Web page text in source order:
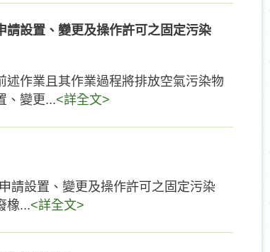
設置、變更及操作許可之固定污染
作業且其作業過程將排放空氣污染物
、變更...<詳全文>
請設置、變更及操作許可之固定污染
橡...<詳全文>